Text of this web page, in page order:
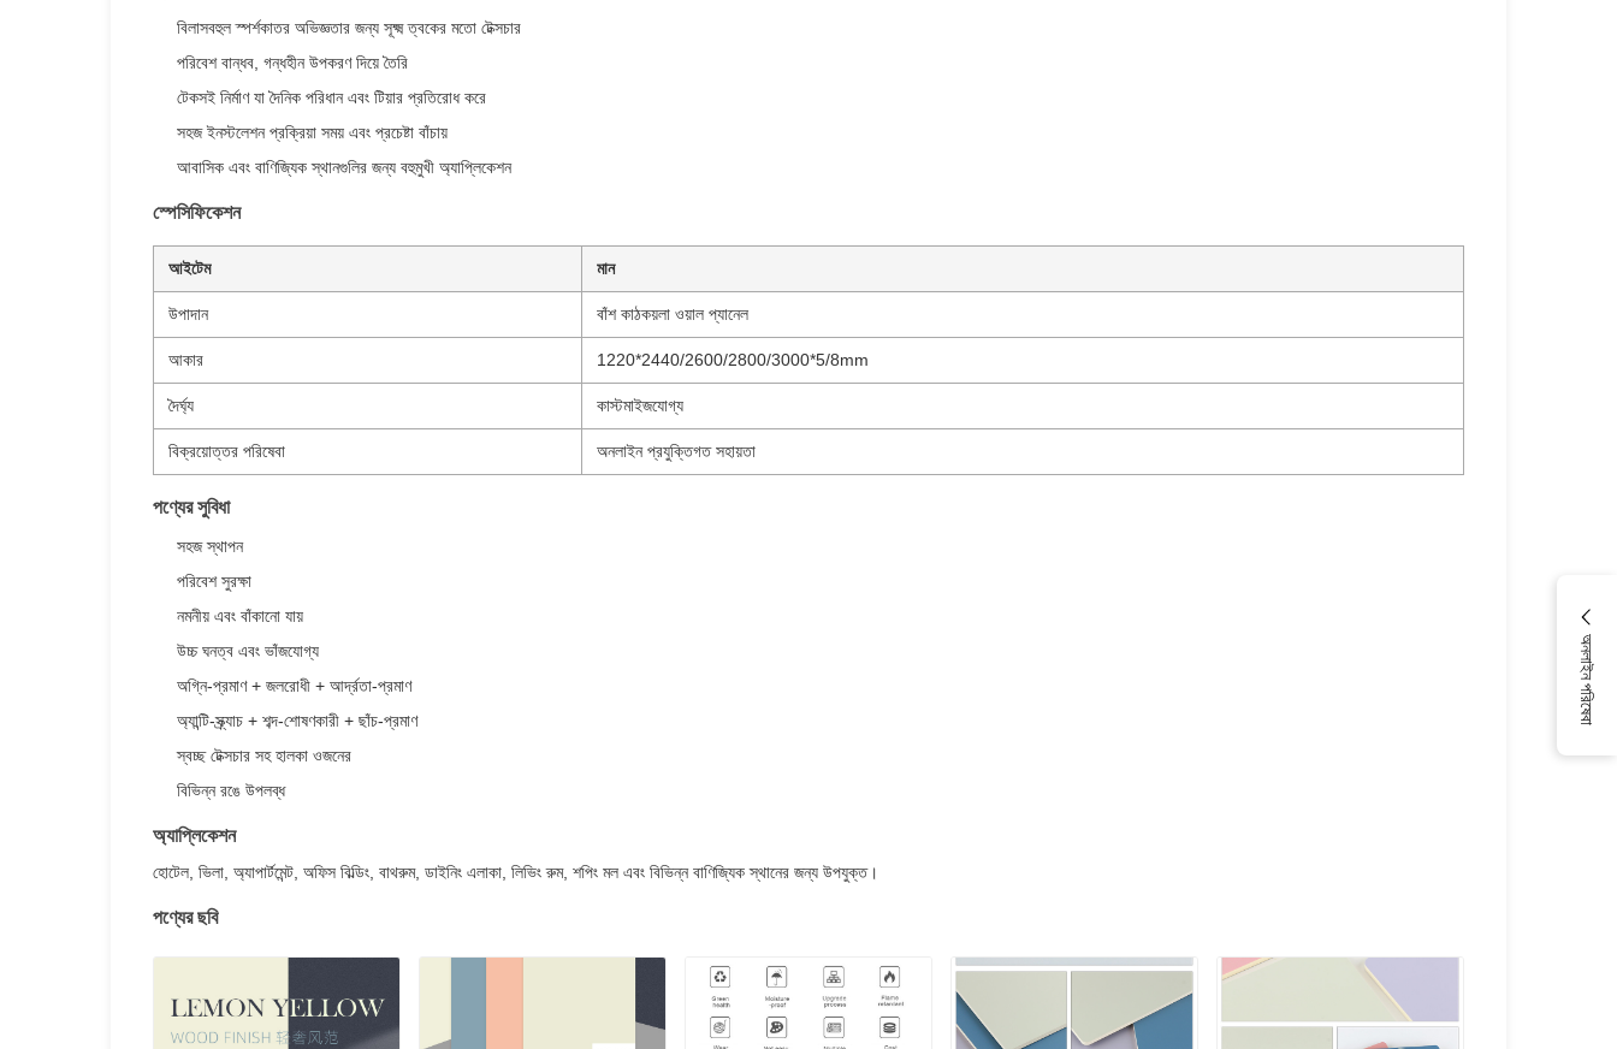
অনলাইন পরিষেবা
বিলাসবহুল স্পর্শকাতর অভিজ্ঞতার জন্য সূক্ষ্ম ত্বকের মতো টেক্সচার
পরিবেশ বান্ধব, গন্ধহীন উপকরণ দিয়ে তৈরি
টেকসই নির্মাণ যা দৈনিক পরিধান এবং টিয়ার প্রতিরোধ করে
সহজ ইনস্টলেশন প্রক্রিয়া সময় এবং প্রচেষ্টা বাঁচায়
আবাসিক এবং বাণিজ্যিক স্থানগুলির জন্য বহুমুখী অ্যাপ্লিকেশন
স্পেসিফিকেশন
আইটেম মান
উপাদান বাঁশ কাঠকয়লা ওয়াল প্যানেল
আকার 1220*2440/2600/2800/3000*5/8mm
দৈর্ঘ্য কাস্টমাইজযোগ্য
বিক্রয়োত্তর পরিষেবা অনলাইন প্রযুক্তিগত সহায়তা
পণ্যের সুবিধা
সহজ স্থাপন
পরিবেশ সুরক্ষা
নমনীয় এবং বাঁকানো যায়
উচ্চ ঘনত্ব এবং ভাঁজযোগ্য
অগ্নি-প্রমাণ + জলরোধী + আর্দ্রতা-প্রমাণ
অ্যান্টি-স্ক্র্যাচ + শব্দ-শোষণকারী + ছাঁচ-প্রমাণ
স্বচ্ছ টেক্সচার সহ হালকা ওজনের
বিভিন্ন রঙে উপলব্ধ
অ্যাপ্লিকেশন
হোটেল, ভিলা, অ্যাপার্টমেন্ট, অফিস বিল্ডিং, বাথরুম, ডাইনিং এলাকা, লিভিং রুম, শপিং মল এবং বিভিন্ন বাণিজ্যিক স্থানের জন্য উপযুক্ত।
পণ্যের ছবি